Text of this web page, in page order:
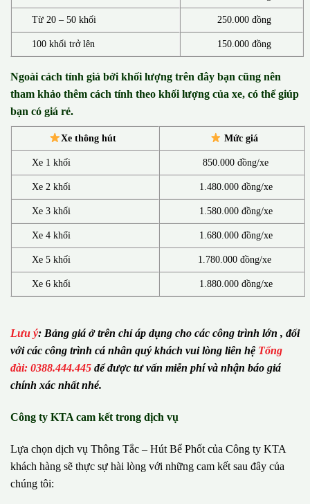
Từ 20 – 50 khối 250.000 đồng
100 khối trở lên 150.000 đồng
Ngoài cách tính giá bởi khối lượng trên đây bạn cũng nên
tham khảo thêm cách tính theo khối lượng của xe, có thể giúp
bạn có giá rẻ.
Xe thông hút Mức giá
Xe 1 khối 850.000 đồng/xe
Xe 2 khối 1.480.000 đồng/xe
Xe 3 khối 1.580.000 đồng/xe
Xe 4 khối 1.680.000 đồng/xe
Xe 5 khối 1.780.000 đồng/xe
Xe 6 khối 1.880.000 đồng/xe
Lưu ý: Bảng giá ở trên chỉ áp dụng cho các công trình lớn , đối
với các công trình cá nhân quý khách vui lòng liên hệ Tổng
đài: 0388.444.445 để được tư vấn miễn phí và nhận báo giá
chính xác nhất nhé.
Công ty KTA cam kết trong dịch vụ
Lựa chọn dịch vụ Thông Tắc – Hút Bể Phốt của Công ty KTA
khách hàng sẽ thực sự hài lòng với những cam kết sau đây của
chúng tôi: